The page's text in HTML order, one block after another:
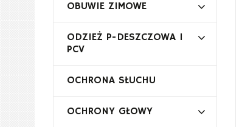
OBUWIE ZIMOWE
ODZIEŻ P-DESZCZOWA I
PCV
OCHRONA SŁUCHU
OCHRONY GŁOWY